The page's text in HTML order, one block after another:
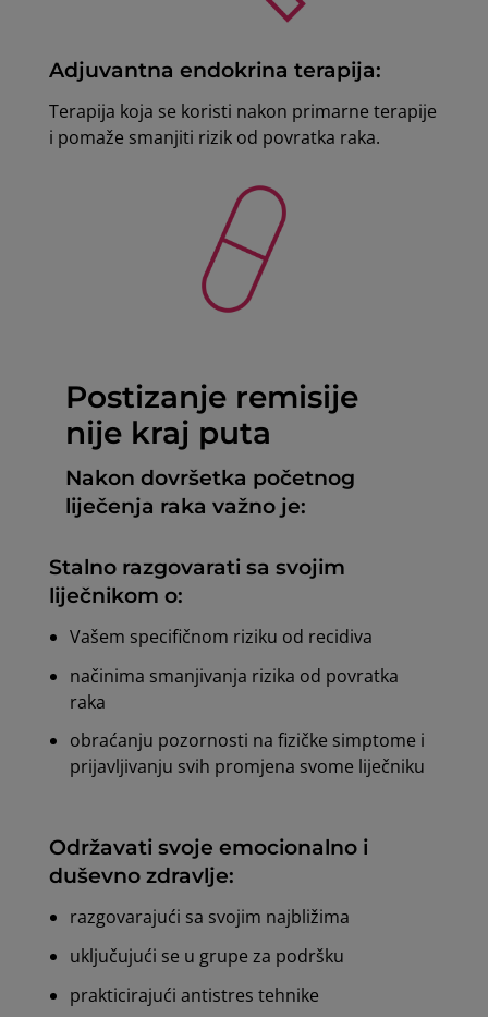
Adjuvantna endokrina terapija:
Terapija koja se koristi nakon primarne terapije
i pomaže smanjiti rizik od povratka raka.
Postizanje remisije
nije kraj puta
Nakon dovršetka početnog
liječenja raka važno je:
Stalno razgovarati sa svojim
liječnikom o:
Vašem specifičnom riziku od recidiva
načinima smanjivanja rizika od povratka
raka
obraćanju pozornosti na fizičke simptome i
prijavljivanju svih promjena svome liječniku
Održavati svoje emocionalno i
duševno zdravlje:
razgovarajući sa svojim najbližima
uključujući se u grupe za podršku
prakticirajući antistres tehnike